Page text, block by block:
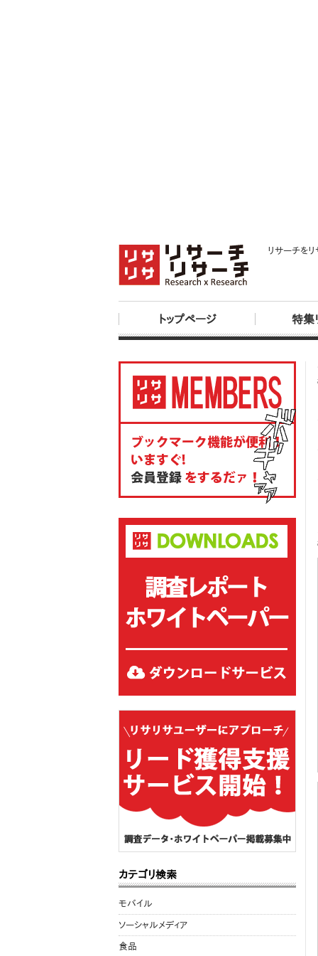
リサーチを
トップページ 特集
カテゴリ検索
モバイル
ソーシャルメディア
食品